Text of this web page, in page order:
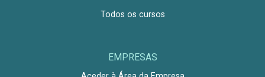
Todos os cursos
EMPRESAS